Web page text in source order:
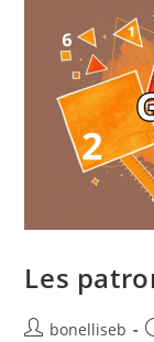
Les
bonelliseb